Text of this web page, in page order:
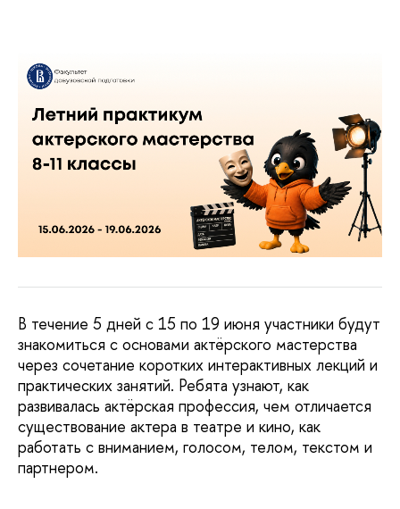
В течение 5 дней с 15 по 19 июня участники будут
знакомиться с основами актёрского мастерства
через сочетание коротких интерактивных лекций и
практических занятий. Ребята узнают, как
развивалась актёрская профессия, чем отличается
существование актера в театре и кино, как
работать с вниманием, голосом, телом, текстом и
партнером.